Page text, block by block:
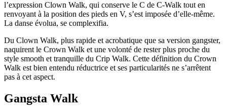
l’expression Clown Walk, qui conserve le C de C-Walk tout en
renvoyant à la position des pieds en V, s’est imposée d’elle-même.
La danse évolua, se complexifia.
Du Clown Walk, plus rapide et acrobatique que sa version gangster,
naquirent le Crown Walk et une volonté de rester plus proche du
style smooth et tranquille du Crip Walk. Cette définition du Crown
Walk est bien entendu réductrice et ses particularités ne s’arrêtent
pas à cet aspect.
Gangsta Walk